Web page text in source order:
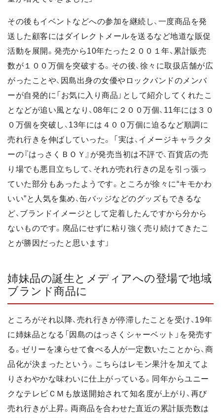
その後もイベントなどへの参加を継続し、一度商品を発
送した顧客にはダイレクトメールを送るなど地道な販促
活動を展開。発売から10年たった２００１年、累計販売
数が１００万個を突破する。その後、徐々に取扱店舗が広
がったことや、因島出身の女優やロックバンドのメンバ
ーが自発的に「お気に入り商品」として紹介してくれたこ
となどが追い風となり、08年に２００万個、11年には３０
０万個を突破し、13年には４００万個に迫るなど順調に
売れ行きを伸ばしていった。 「実は、イメージキャラクタ
ーの『はっさくＢＯＹ』が発売当初は不評で、百貨店の売
り場でも悪目立ちして、それが売れ行きの足を引っ張っ
ていた部分もあったようです。ところが徐々に“キモかわ
いい”と人気を集め、缶バッジなどのグッズもできるな
ど、ブランドイメージとして定着したんですから分から
ないものです。廃品にせずに粘り強く売り続けてきたこ
とが勝因だったと思います」
姉妹品の誕生とメディアへの登場で地域
ブランド商品に
ところがそれ以降、売れ行きが停滞したことを受け、19年
に姉妹品となる「因島のはっさくシャーベット」を発売す
る。ゼリーを凍らせて食べる人が一定数いたことから、商
品化が決まったという。こちらはレモン果汁を加えてよ
りさわやかな味わいに仕上がっている。同年からユニー
クなテレビＣＭも放送開始されて知名度が上がり、再び
売れ行きが上昇。両商品を合わせた直近の累計販売数は